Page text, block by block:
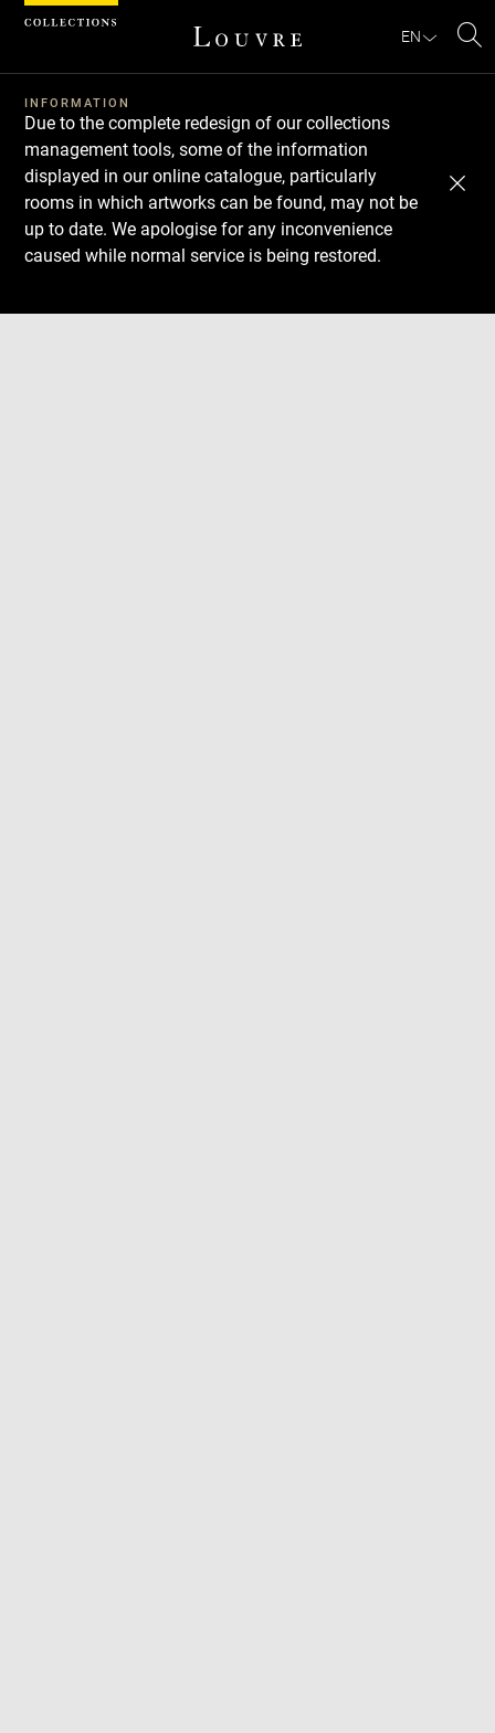
EN
INFORMATION
Due to the complete redesign of our collections
management tools, some of the information
displayed in our online catalogue, particularly
rooms in which artworks can be found, may not be
up to date. We apologise for any inconvenience
caused while normal service is being restored.
Download
Next
Previous
Cookies management panel